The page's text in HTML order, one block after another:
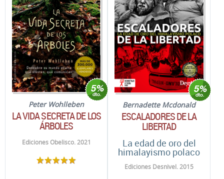
Peter Wohlleben
LA VIDA SECRETA DE LOS
ÁRBOLES
Ediciones Obelisco. 2021
Bernadette Mcdonald
ESCALADORES DE LA
LIBERTAD
La edad de oro del
himalayismo polaco
Ediciones Desnivel. 2015